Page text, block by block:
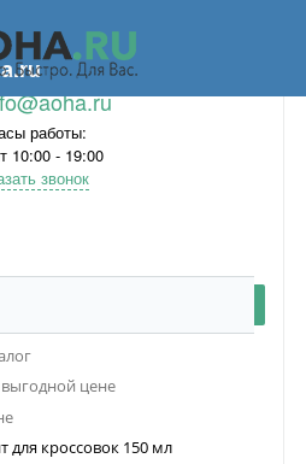
работы:
10:00 - 19:00
звонок
цене
для кроссовок 150 мл